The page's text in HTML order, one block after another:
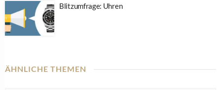
Blitzumfrage: Uhren
ÄHNLICHE THEMEN